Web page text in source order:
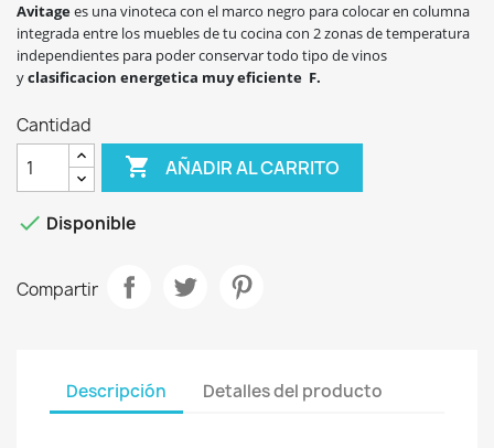
Avitagees una vinoteca con el marco negro para colocar en columna
integrada entre los muebles de tu cocina con 2 zonas de temperatura
independientes para poder conservar todo tipo de vinos
yclasificacion energetica muy eficiente F.
Cantidad
 AÑADIR AL CARRITO
 Disponible
Compartir
Descripción Detalles del producto